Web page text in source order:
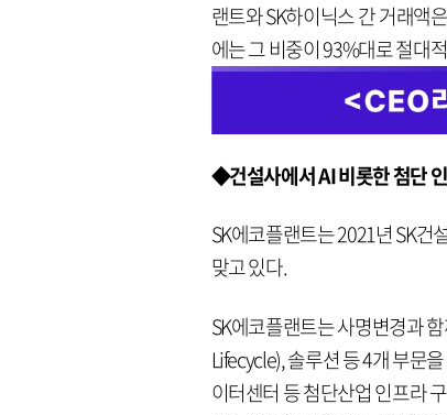
랜트와 SK하이닉스 간 거래액
에는 그 비중이 93%대로 절대
◆건설사에서 AI 비롯한 첨단
SK에코플랜트는 2021년 SK건
맞고 있다.
SK에코플랜트는 사명변경과
Lifecycle), 솔루션 등 4개 부문
이터센터 등 첨단산업 인프라